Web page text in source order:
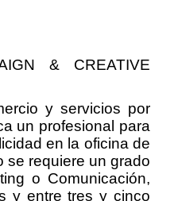
& CREATIVE
y servicios por
un profesional para
en la oficina de
se requiere un grado
o Comunicación,
y entre tres y cinco